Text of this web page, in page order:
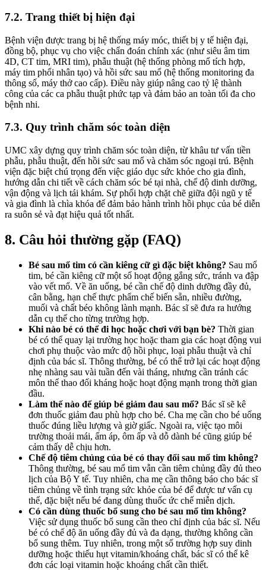
7.2. Trang thiết bị hiện đại
Bệnh viện được trang bị hệ thống máy móc, thiết bị y tế hiện đại,
đồng bộ, phục vụ cho việc chẩn đoán chính xác (như siêu âm tim
4D, CT tim, MRI tim), phẫu thuật (hệ thống phòng mổ tích hợp,
máy tim phổi nhân tạo) và hồi sức sau mổ (hệ thống monitoring đa
thông số, máy thở cao cấp). Điều này giúp nâng cao tỷ lệ thành
công của các ca phẫu thuật phức tạp và đảm bảo an toàn tối đa cho
bệnh nhi.
7.3. Quy trình chăm sóc toàn diện
UMC xây dựng quy trình chăm sóc toàn diện, từ khâu tư vấn tiền
phẫu, phẫu thuật, đến hồi sức sau mổ và chăm sóc ngoại trú. Bệnh
viện đặc biệt chú trọng đến việc giáo dục sức khỏe cho gia đình,
hướng dẫn chi tiết về cách chăm sóc bé tại nhà, chế độ dinh dưỡng,
vận động và lịch tái khám. Sự phối hợp chặt chẽ giữa đội ngũ y tế
và gia đình là chìa khóa để đảm bảo hành trình hồi phục của bé diễn
ra suôn sẻ và đạt hiệu quả tốt nhất.
8. Câu hỏi thường gặp (FAQ)
Bé sau mổ tim có cần kiêng cữ gì đặc biệt không? Sau mổ
tim, bé cần kiêng cữ một số hoạt động gắng sức, tránh va đập
vào vết mổ. Về ăn uống, bé cần chế độ dinh dưỡng đầy đủ,
cân bằng, hạn chế thực phẩm chế biến sẵn, nhiều đường,
muối và chất béo không lành mạnh. Bác sĩ sẽ đưa ra hướng
dẫn cụ thể cho từng trường hợp.
Khi nào bé có thể đi học hoặc chơi với bạn bè? Thời gian
bé có thể quay lại trường học hoặc tham gia các hoạt động vui
chơi phụ thuộc vào mức độ hồi phục, loại phẫu thuật và chỉ
định của bác sĩ. Thông thường, bé có thể trở lại các hoạt động
nhẹ nhàng sau vài tuần đến vài tháng, nhưng cần tránh các
môn thể thao đối kháng hoặc hoạt động mạnh trong thời gian
đầu.
Làm thế nào để giúp bé giảm đau sau mổ? Bác sĩ sẽ kê
đơn thuốc giảm đau phù hợp cho bé. Cha mẹ cần cho bé uống
thuốc đúng liều lượng và giờ giấc. Ngoài ra, việc tạo môi
trường thoải mái, ấm áp, ôm ấp và dỗ dành bé cũng giúp bé
cảm thấy dễ chịu hơn.
Chế độ tiêm chủng của bé có thay đổi sau mổ tim không?
Thông thường, bé sau mổ tim vẫn cần tiêm chủng đầy đủ theo
lịch của Bộ Y tế. Tuy nhiên, cha mẹ cần thông báo cho bác sĩ
tiêm chủng về tình trạng sức khỏe của bé để được tư vấn cụ
thể, đặc biệt nếu bé đang dùng thuốc ức chế miễn dịch.
Có cần dùng thuốc bổ sung cho bé sau mổ tim không?
Việc sử dụng thuốc bổ sung cần theo chỉ định của bác sĩ. Nếu
bé có chế độ ăn uống đầy đủ và đa dạng, thường không cần
bổ sung thêm. Tuy nhiên, trong một số trường hợp suy dinh
dưỡng hoặc thiếu hụt vitamin/khoáng chất, bác sĩ có thể kê
đơn các loại vitamin hoặc khoáng chất cần thiết.